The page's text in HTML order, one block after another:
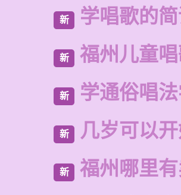
新 学唱歌的
新 福州儿童
新 学通俗唱
新 几岁可以
新 福州哪里